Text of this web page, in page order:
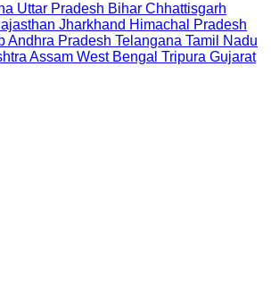
Uttar Pradesh Bihar Chhattisgarh
Jharkhand Himachal Pradesh
Andhra Pradesh Telangana Tamil Nadu
Assam West Bengal Tripura Gujarat